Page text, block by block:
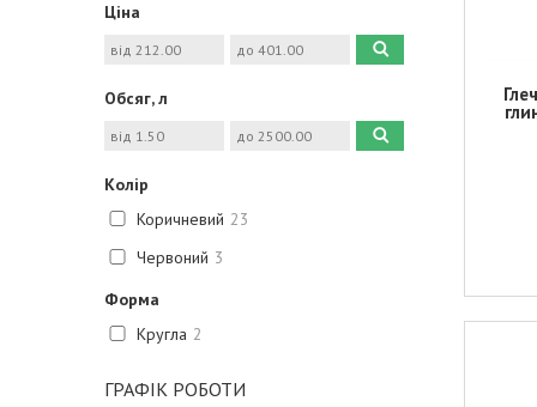
Ціна
Обсяг, л
Колір
Коричневий 23
Червоний 3
Форма
Кругла 2
ГРАФІК РОБОТИ